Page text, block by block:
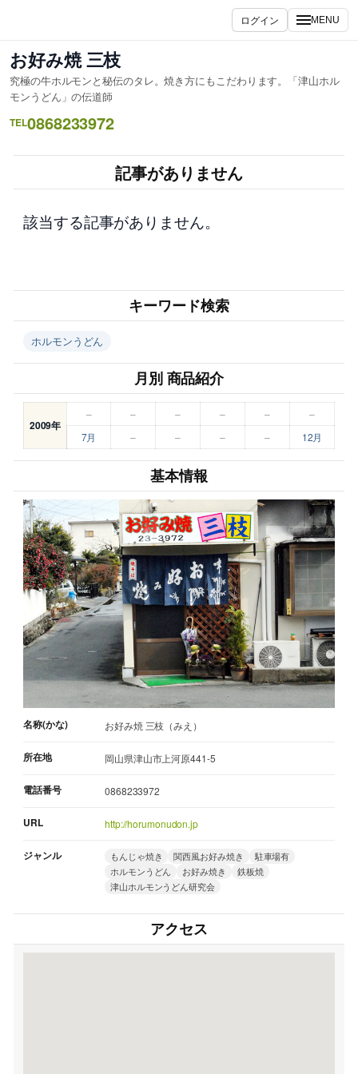
ス
キ
ッ
プ
ログイン MENU
お好み焼 三枝
究極の牛ホルモンと秘伝のタレ。焼き方にもこだわります。「津山ホル
モンうどん」の伝道師
TEL0868233972
記事がありません
該当する記事がありません。
キーワード検索
ホルモンうどん
月別 商品紹介
2009年
– – – – –
–
7月
– – – – 12月
基本情報
名称(かな) お好み焼 三枝（みえ）
所在地 岡山県津山市上河原441-5
電話番号 0868233972
URL http://horumonudon.jp
ジャンル もんじゃ焼き 関西風お好み焼き
駐車場有
ホルモンうどん
お好み焼き
鉄板焼
津山ホルモンうどん研究会
アクセス